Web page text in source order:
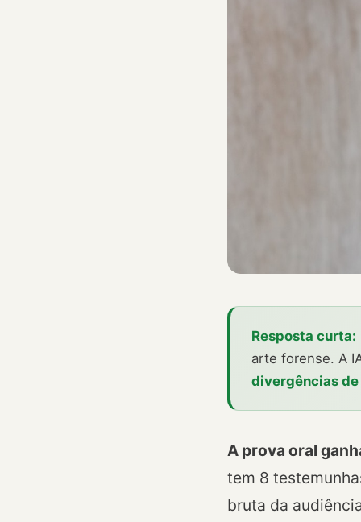
Resposta curta:
arte forense. A
divergências
A prova oral
tem 8
bruta da